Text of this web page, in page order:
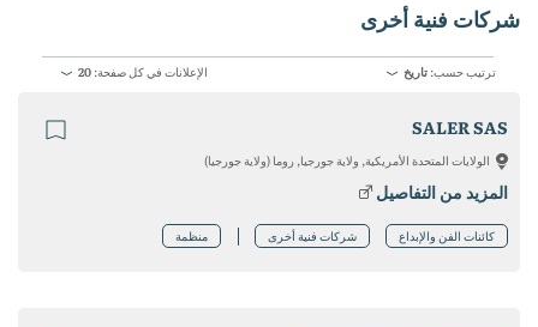
شركات فنية أخرى
ترتيب حسب: تاريخ الإعلانات في كل صفحة: 20
SALER SAS
الولايات المتحدة الأمريكية, ولاية جورجيا, روما (ولاية جورجيا)
المزيد من التفاصيل
كائنات الفن والإبداع شركات فنية أخرى منظمة